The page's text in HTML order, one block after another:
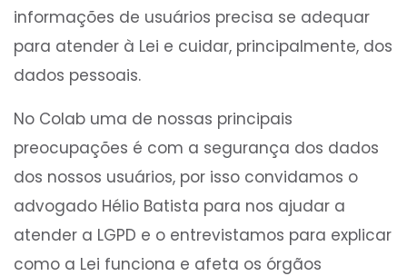
informações de usuários precisa se adequar
para atender à Lei e cuidar, principalmente, dos
dados pessoais.
No Colab uma de nossas principais
preocupações é com a segurança dos dados
dos nossos usuários, por isso convidamos o
advogado Hélio Batista para nos ajudar a
atender a LGPD e o entrevistamos para explicar
como a Lei funciona e afeta os órgãos